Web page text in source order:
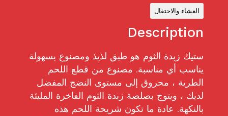
العشاء والاحتفال
Description
ستيك زبدة الثوم هو طبق لذيذ ومصنوع بسهولة
يناسب أي مناسبة. مصنوع من قطع اللحم
الطرية ، محروق إلى مستوى النضج المفضل
لديك ، ويتوج بصلصة زبدة الثوم الفاخرة المليئة
بالنكهة. عادة ما تكون شريحة اللحم هذه